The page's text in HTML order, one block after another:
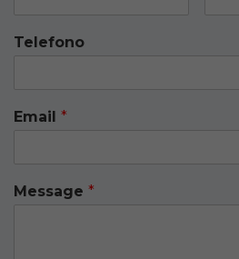
Telefono
Email *
Message *